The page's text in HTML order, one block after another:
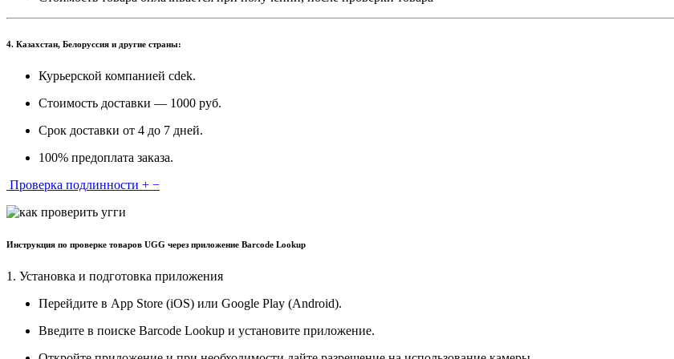
4. Казахстан, Белоруссия и другие страны:
Курьерской компанией cdek.
Стоимость доставки — 1000 руб.
Срок доставки от 4 до 7 дней.
100% предоплата заказа.
Проверка подлинности + −
Инструкция по проверке товаров UGG через приложение Barcode Lookup
1. Установка и подготовка приложения
Перейдите в App Store (iOS) или Google Play (Android).
Введите в поиске Barcode Lookup и установите приложение.